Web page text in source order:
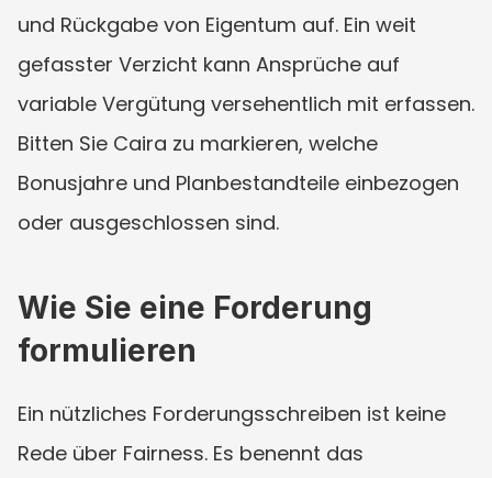
und Rückgabe von Eigentum auf. Ein weit
gefasster Verzicht kann Ansprüche auf
variable Vergütung versehentlich mit erfassen.
Bitten Sie Caira zu markieren, welche
Bonusjahre und Planbestandteile einbezogen
oder ausgeschlossen sind.
Wie Sie eine Forderung
formulieren
Ein nützliches Forderungsschreiben ist keine
Rede über Fairness. Es benennt das